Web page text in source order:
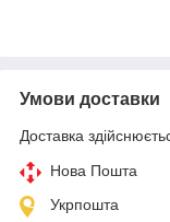
Умови доставки
Доставка
Нова Пошта
Укрпошта